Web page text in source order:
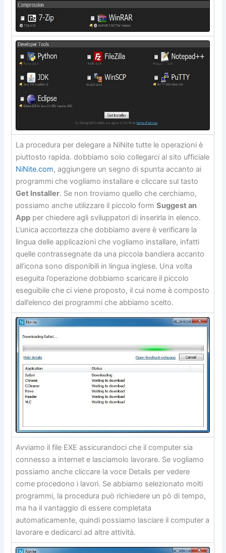
La procedura per delegare a NiNite tutte le operazioni è
piuttosto rapida. dobbiamo solo collegarci al sito ufficiale
NiNite.com, aggiungere un segno di spunta accanto ai
programmi che vogliamo installare e cliccare sul tasto
Get Installer. Se non troviamo quello che cerchiamo,
possiamo anche utilizzare il piccolo formSuggest an
App per chiedere agli sviluppatori di inserirla in elenco.
L’unica accortezza che dobbiamo avere è verificare la
lingua delle applicazioni che vogliamo installare, infatti
quelle contrassegnate da una piccola bandiera accanto
all’icona sono disponibili in lingua inglese. Una volta
eseguita l’operazione dobbiamo scaricare il piccolo
eseguibile che ci viene proposto, il cui nome è composto
dall’elenco dei programmi che abbiamo scelto.
Avviamo il file EXE assicurandoci che il computer sia
connesso a internet e lasciamolo lavorare. Se vogliamo
possiamo anche cliccare la voce Details per vedere
come procedono i lavori. Se abbiamo selezionato molti
programmi, la procedura può richiedere un pò di tempo,
ma ha il vantaggio di essere completata
automaticamente, quindi possiamo lasciare il computer a
lavorare e dedicarci ad altre attività.